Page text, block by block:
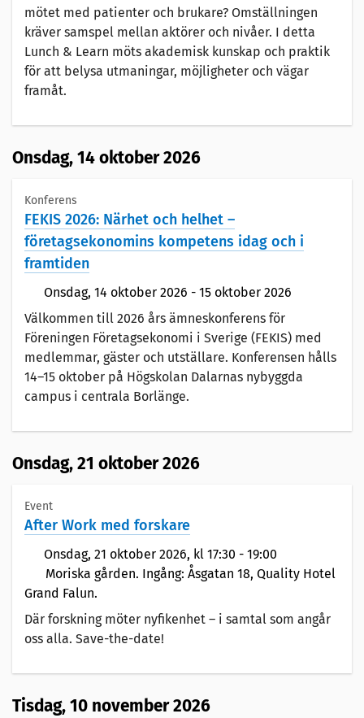
mötet med patienter och brukare? Omställningen
kräver samspel mellan aktörer och nivåer. I detta
Lunch & Learn möts akademisk kunskap och praktik
för att belysa utmaningar, möjligheter och vägar
framåt.
Onsdag, 14 oktober 2026
Konferens
FEKIS 2026: Närhet och helhet –
företagsekonomins kompetens idag och i
framtiden
Onsdag, 14 oktober 2026 - 15 oktober 2026
Välkommen till 2026 års ämneskonferens för
Föreningen Företagsekonomi i Sverige (FEKIS) med
medlemmar, gäster och utställare. Konferensen hålls
14–15 oktober på Högskolan Dalarnas nybyggda
campus i centrala Borlänge.
Onsdag, 21 oktober 2026
Event
After Work med forskare
Onsdag, 21 oktober 2026, kl 17:30 - 19:00
Moriska gården. Ingång: Åsgatan 18, Quality Hotel
Grand Falun.
Där forskning möter nyfikenhet – i samtal som angår
oss alla. Save-the-date!
Tisdag, 10 november 2026